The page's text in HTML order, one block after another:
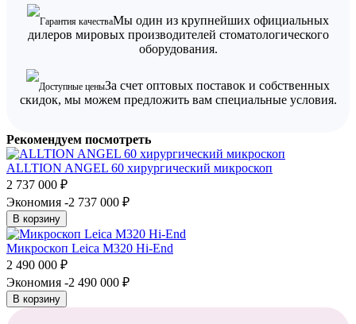
Гарантия качестваМы один из крупнейших официальных
дилеров мировых производителей стоматологического
оборудования.
Доступные ценыЗа счет оптовых поставок и собственных
скидок, мы можем предложить вам специальные условия.
Рекомендуем посмотреть
ALLTION ANGEL 60 хирургический микроскоп
2 737 000 ₽
Экономия -2 737 000 ₽
В корзину
Микроскоп Leica M320 Hi-End
2 490 000 ₽
Экономия -2 490 000 ₽
В корзину